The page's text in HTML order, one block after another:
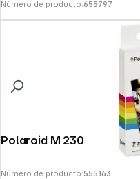
Número de producto:655797
Número de producto:555163